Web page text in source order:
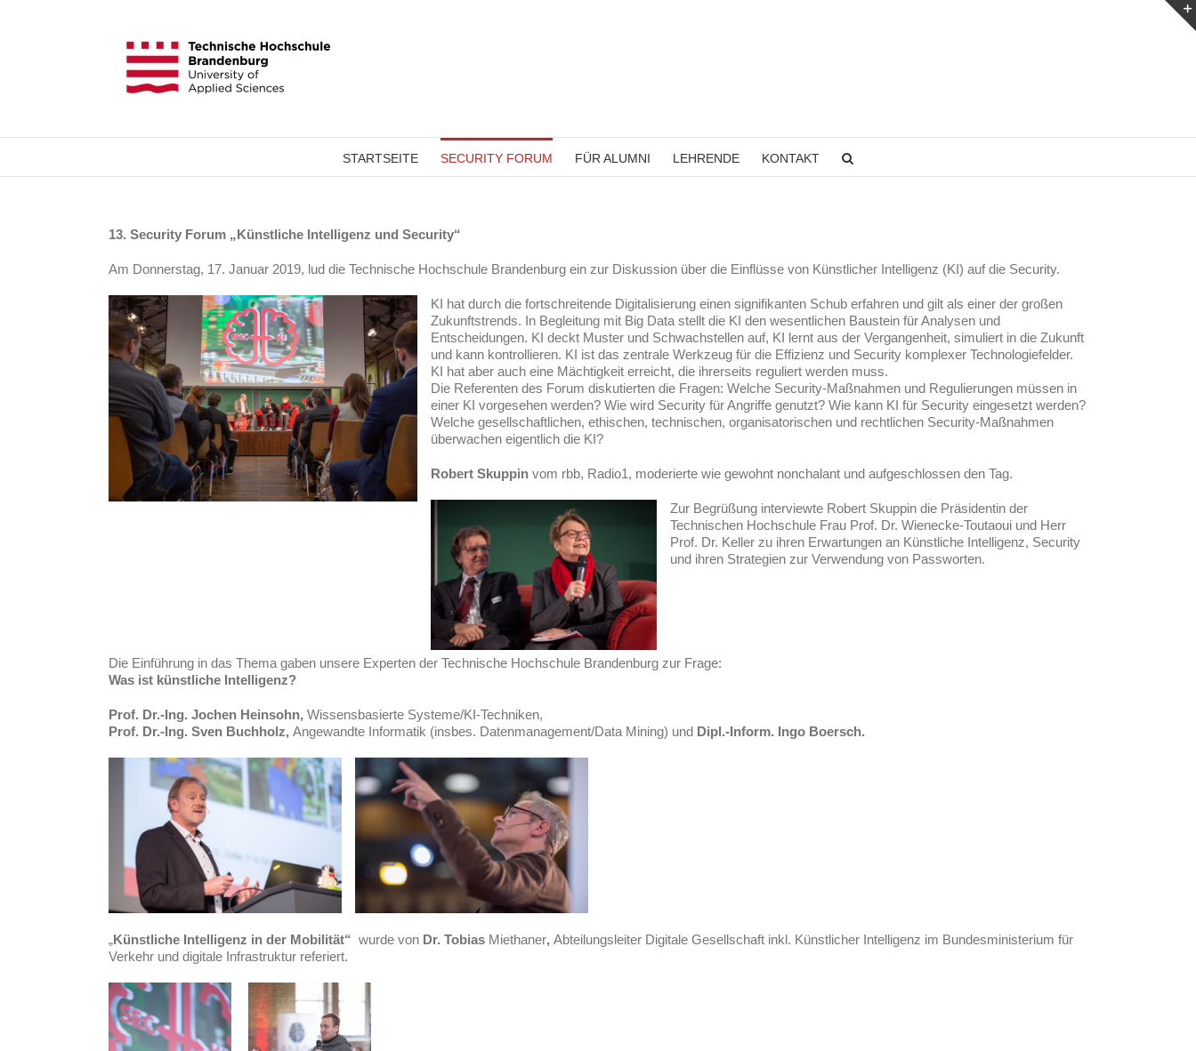
STARTSEITE SECURITY FORUM FÜR ALUMNI LEHRENDE KONTAKT
13. Security Forum „Künstliche Intelligenz und Security“
Am Donnerstag, 17. Januar 2019, lud die Technische Hochschule Brandenburg ein zur Diskussion über die Einflüsse von Künstlicher Intelligenz (KI) auf die Security.
KI hat durch die fortschreitende Digitalisierung einen signifikanten Schub erfahren und gilt als einer der großen
Zukunftstrends. In Begleitung mit Big Data stellt die KI den wesentlichen Baustein für Analysen und
Entscheidungen. KI deckt Muster und Schwachstellen auf, KI lernt aus der Vergangenheit, simuliert in die Zukunft
und kann kontrollieren. KI ist das zentrale Werkzeug für die Effizienz und Security komplexer Technologiefelder.
KI hat aber auch eine Mächtigkeit erreicht, die ihrerseits reguliert werden muss.
Die Referenten des Forum diskutierten die Fragen: Welche Security-Maßnahmen und Regulierungen müssen in
einer KI vorgesehen werden? Wie wird Security für Angriffe genutzt? Wie kann KI für Security eingesetzt werden?
Welche gesellschaftlichen, ethischen, technischen, organisatorischen und rechtlichen Security-Maßnahmen
überwachen eigentlich die KI?
Robert Skuppin vom rbb, Radio1, moderierte wie gewohnt nonchalant und aufgeschlossen den Tag.
Zur Begrüßung interviewte Robert Skuppin die Präsidentin der
Technischen Hochschule Frau Prof. Dr. Wienecke-Toutaoui und Herr
Prof. Dr. Keller zu ihren Erwartungen an Künstliche Intelligenz, Security
und ihren Strategien zur Verwendung von Passworten.
Die Einführung in das Thema gaben unsere Experten der Technische Hochschule Brandenburg zur Frage:
Was ist künstliche Intelligenz?
Prof. Dr.-Ing. Jochen Heinsohn, Wissensbasierte Systeme/KI-Techniken,
Prof. Dr.-Ing. Sven Buchholz, Angewandte Informatik (insbes. Datenmanagement/Data Mining) und Dipl.-Inform. Ingo Boersch.
„Künstliche Intelligenz in der Mobilität“ wurde von Dr. Tobias Miethaner, Abteilungsleiter Digitale Gesellschaft inkl. Künstlicher Intelligenz im Bundesministerium für
Verkehr und digitale Infrastruktur referiert.